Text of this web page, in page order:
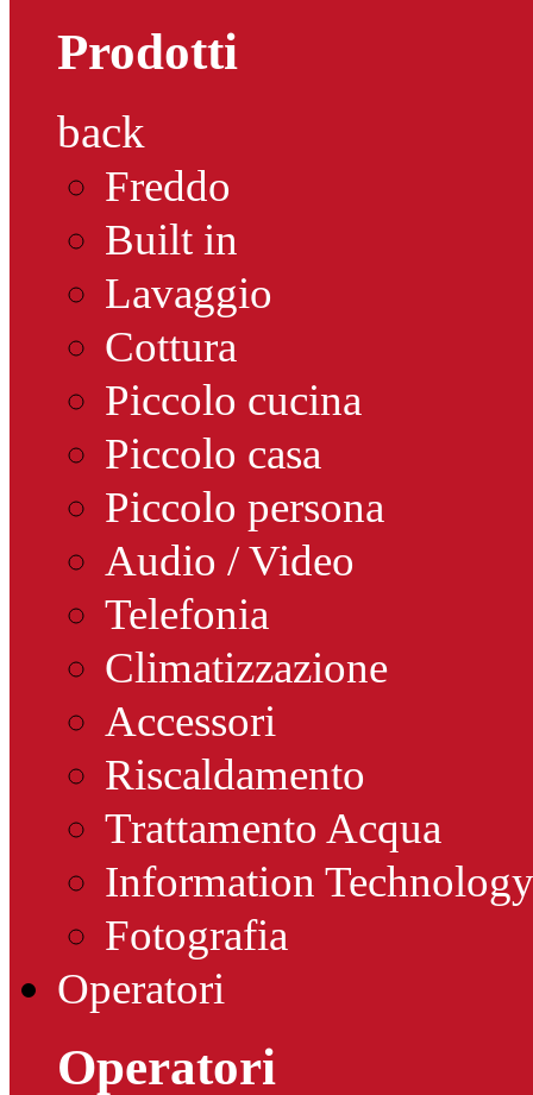
Prodotti
back
Freddo
Built in
Lavaggio
Cottura
Piccolo cucina
Piccolo casa
Piccolo persona
Audio / Video
Telefonia
Climatizzazione
Accessori
Riscaldamento
Trattamento Acqua
Information Technology
Fotografia
Operatori
Operatori